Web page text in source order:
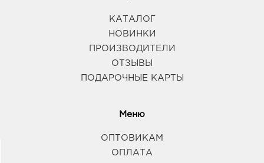
КАТАЛОГ
НОВИНКИ
ПРОИЗВОДИТЕЛИ
ОТЗЫВЫ
ПОДАРОЧНЫЕ КАРТЫ
Меню
ОПТОВИКАМ
ОПЛАТА